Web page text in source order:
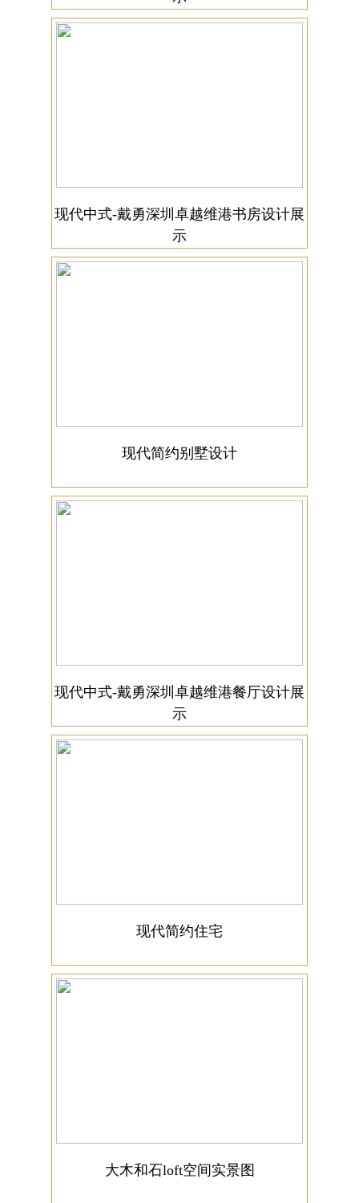
现代中式-戴勇深圳卓越维港书房设计展
示
现代简约别墅设计
现代中式-戴勇深圳卓越维港餐厅设计展
示
现代简约住宅
大木和石loft空间实景图